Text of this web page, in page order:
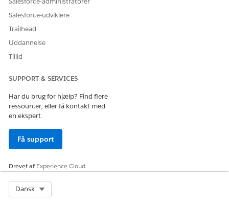
Hvis en download stopper på grund af et timeout, skal du
BEMÆRKDownloaden forbliver genoptaget i op til 15
minutter efter timeout, hvorefter du skal genstarte
downloaden.
Downloadprocessen er begrænset til 15 minutter.
Salesforce-udviklere
Trailhead
Uddannelse
Tillid
SUPPORT & SERVICES
Har du brug for hjælp? Find flere
ressourcer, eller få kontakt med
en ekspert.
Få support
Drevet afExperience Cloud
Dansk